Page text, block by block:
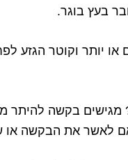
בעץ בוגר.
בקשה להיתר
לאשר את הבקשה או